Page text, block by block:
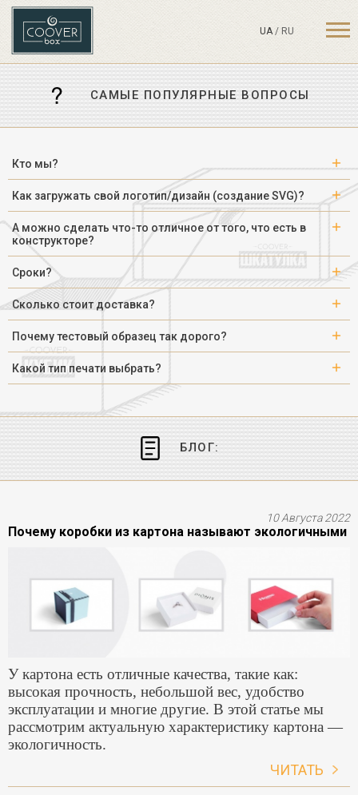
UA / RU
CАМЫЕ ПОПУЛЯРНЫЕ ВОПРОСЫ
Кто мы?
Как загружать свой логотип/дизайн (создание SVG)?
А можно сделать что-то отличное от того, что есть в
конструкторе?
Сроки?
Сколько стоит доставка?
Почему тестовый образец так дорого?
Какой тип печати выбрать?
БЛОГ:
Почему коробки из картона называют экологичными
10 Августа 2022
У картона есть отличные качества, такие как:
высокая прочность, небольшой вес, удобство
эксплуатации и многие другие. В этой статье мы
рассмотрим актуальную характеристику картона —
экологичность.
ЧИТАТЬ